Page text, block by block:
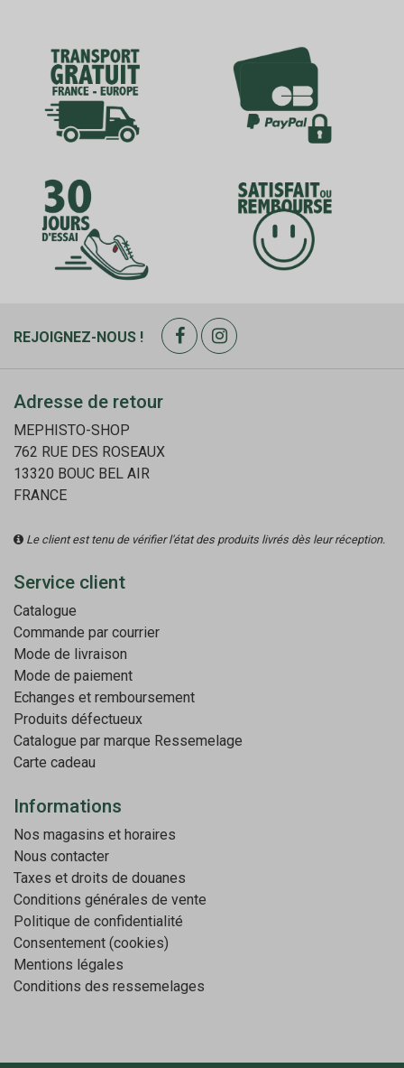
REJOIGNEZ-NOUS !
Adresse de retour
MEPHISTO-SHOP
762 RUE DES ROSEAUX
13320 BOUC BEL AIR
FRANCE
Le client est tenu de vérifier l'état des produits livrés dès leur réception.
Service client
Catalogue
Commande par courrier
Mode de livraison
Mode de paiement
Echanges et remboursement
Produits défectueux
Catalogue par marque Ressemelage
Carte cadeau
Informations
Nos magasins et horaires
Nous contacter
Taxes et droits de douanes
Conditions générales de vente
Politique de confidentialité
Consentement (cookies)
Mentions légales
Conditions des ressemelages